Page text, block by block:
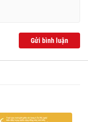
Gửi bình luận